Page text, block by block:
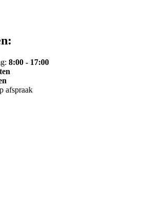
8:00 - 17:00
afspraak